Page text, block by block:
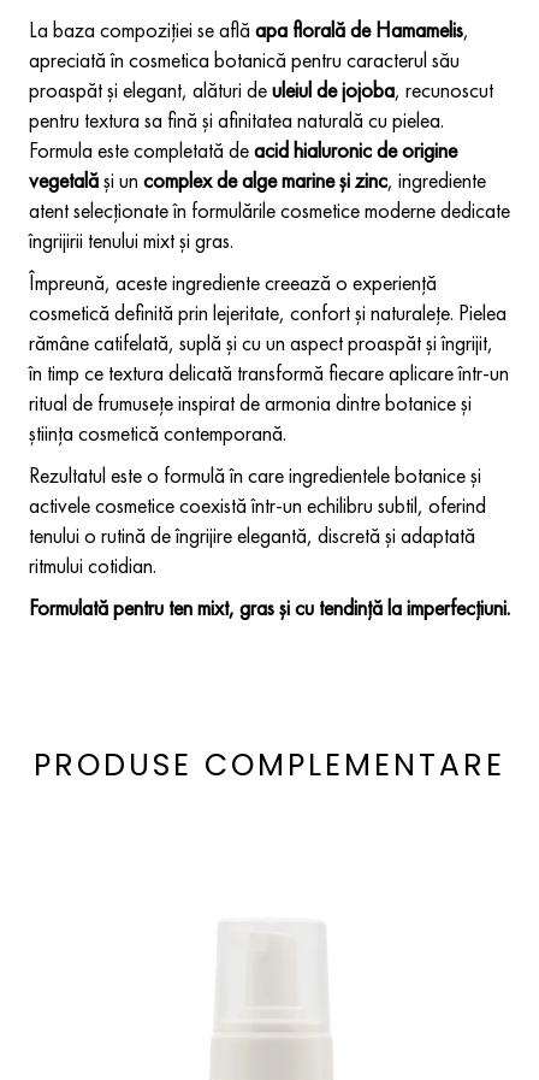
La baza compoziției se află apa florală de Hamamelis,
apreciată în cosmetica botanică pentru caracterul său
proaspăt și elegant, alături deuleiul de jojoba, recunoscut
pentru textura sa fină și afinitatea naturală cu pielea.
Formula este completată deacid hialuronic de origine
vegetalăși un complex de alge marine și zinc, ingrediente
atent selecționate în formulările cosmetice moderne dedicate
îngrijirii tenului mixt și gras.
Împreună, aceste ingrediente creează o experiență
cosmetică definită prin lejeritate, confort și naturalețe. Pielea
rămâne catifelată, suplă și cu un aspect proaspăt și îngrijit,
în timp ce textura delicată transformă fiecare aplicare într-un
ritual de frumusețe inspirat de armonia dintre botanice și
știința cosmetică contemporană.
Rezultatul este o formulă în care ingredientele botanice și
activele cosmetice coexistă într-un echilibru subtil, oferind
tenului o rutină de îngrijire elegantă, discretă și adaptată
ritmului cotidian.
Formulată pentru ten mixt, gras și cu tendință la imperfecțiuni.
PRODUSE COMPLEMENTARE